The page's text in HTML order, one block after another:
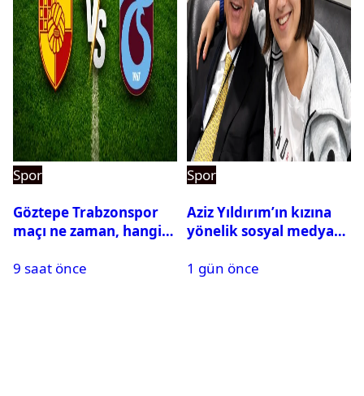
Spor
Göztepe Trabzonspor
maçı ne zaman, hangi
oynayacak mı?
9 saat önce
Spor
Aziz Yıldırım’ın kızına
yönelik sosyal medya
hakkında karar çıktı
1 gün önce